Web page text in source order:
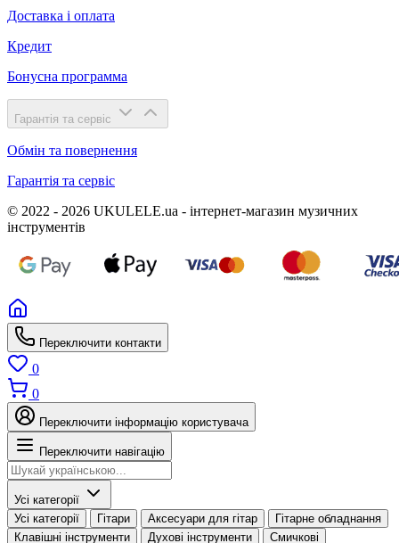
Доставка і оплата
Кредит
Бонусна программа
Гарантія та сервіс
Обмін та повернення
Гарантія та сервіс
© 2022 - 2026 UKULELE.ua - інтернет-магазин музичних
інструментів
Переключити контакти
0
0
Переключити інформацію користувача
Переключити навігацію
Усі категорії
Усі категорії
Гітари Аксесуари для гітар
Гітарне обладнання
Клавішні інструменти
Духові інструменти Смичкові